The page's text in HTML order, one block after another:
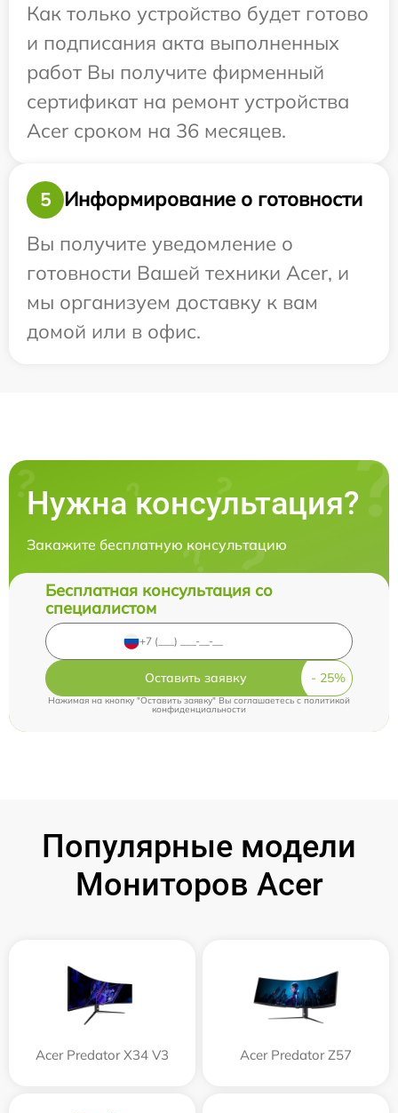
Как только устройство будет готово
и подписания акта выполненных
работ Вы получите фирменный
сертификат на ремонт устройства
Acer сроком на 36 месяцев.
5
Информирование о готовности
Вы получите уведомление о
готовности Вашей техники Acer, и
мы организуем доставку к вам
домой или в офис.
Нужна консультация?
Закажите бесплатную консультацию
Бесплатная консультация со
специалистом
Оставить заявку
Нажимая на кнопку "Оставить заявку" Вы соглашаетесь cполитикой
конфиденциальности
Популярные модели
Мониторов Acer
Acer Predator X34 V3 Acer Predator Z57